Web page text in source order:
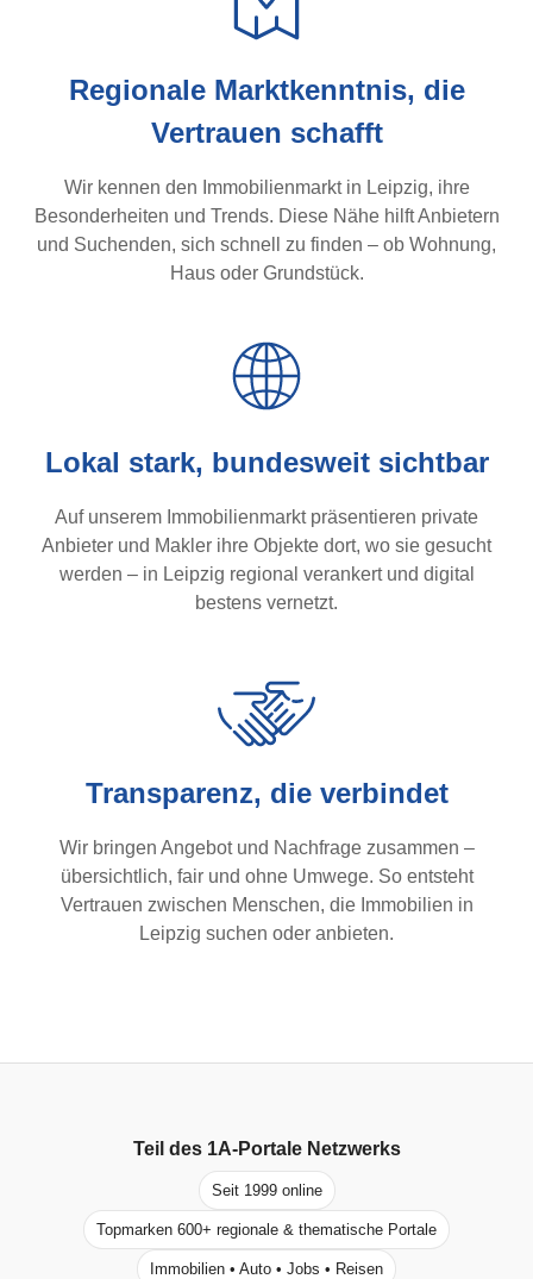
Regionale Marktkenntnis, die
Vertrauen schafft
Wir kennen den Immobilienmarkt in Leipzig, ihre
Besonderheiten und Trends. Diese Nähe hilft Anbietern
und Suchenden, sich schnell zu finden – ob Wohnung,
Haus oder Grundstück.
Lokal stark, bundesweit sichtbar
Auf unserem Immobilienmarkt präsentieren private
Anbieter und Makler ihre Objekte dort, wo sie gesucht
werden – in Leipzig regional verankert und digital
bestens vernetzt.
Transparenz, die verbindet
Wir bringen Angebot und Nachfrage zusammen –
übersichtlich, fair und ohne Umwege. So entsteht
Vertrauen zwischen Menschen, die Immobilien in
Leipzig suchen oder anbieten.
Teil des 1A-PortaleNetzwerks
Seit 1999 online
Topmarken 600+ regionale & thematische Portale
Immobilien • Auto • Jobs • Reisen